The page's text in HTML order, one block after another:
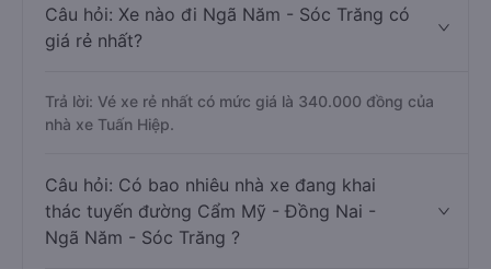
Câu hỏi: Xe nào đi Ngã Năm - Sóc Trăng có
giá rẻ nhất?
Trả lời: Vé xe rẻ nhất có mức giá là 340.000 đồng của
nhà xe Tuấn Hiệp.
Câu hỏi: Có bao nhiêu nhà xe đang khai
thác tuyến đường Cẩm Mỹ - Đồng Nai -
Ngã Năm - Sóc Trăng ?